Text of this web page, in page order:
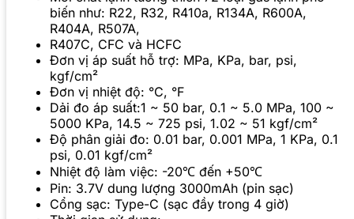
biến như: R22, R32, R410a, R134A, R600A,
R404A, R507A,
R407C, CFC và HCFC
Đơn vị áp suất hỗ trợ: MPa, KPa, bar, psi,
kgf/cm²
Đơn vị nhiệt độ: °C, °F
Dải đo áp suất:1 ~ 50 bar, 0.1 ~ 5.0 MPa, 100 ~
5000 KPa, 14.5 ~ 725 psi, 1.02 ~ 51 kgf/cm²
Độ phân giải đo: 0.01 bar, 0.001 MPa, 1 KPa, 0.1
psi, 0.01 kgf/cm²
Nhiệt độ làm việc: -20℃ đến +50℃
Pin: 3.7V dung lượng 3000mAh (pin sạc)
Cổng sạc: Type-C (sạc đầy trong 4 giờ)